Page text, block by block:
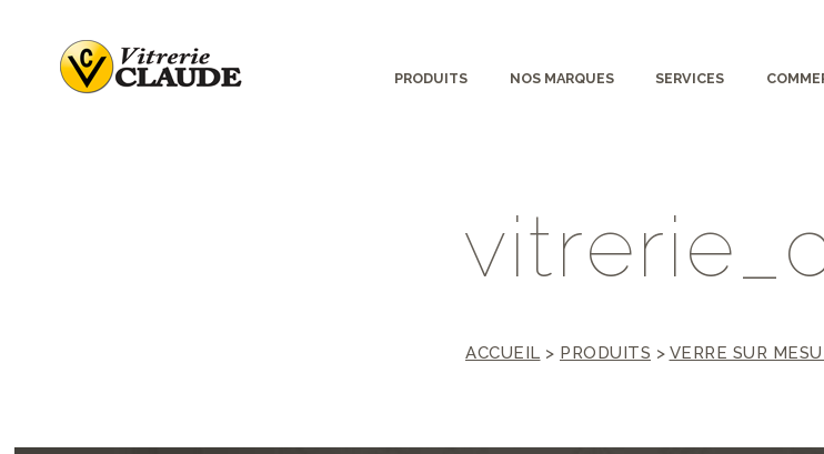
PRODUITS NOS MARQUES SERVICES
vitrerie
ACCUEIL > PRODUITS > VERRE SUR